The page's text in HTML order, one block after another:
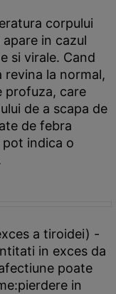
corpului
in cazul
si virale. Cand
revina la normal,
profuza, care
de a scapa de
de febra
indica o
a tiroidei) -
in exces da
poate
in